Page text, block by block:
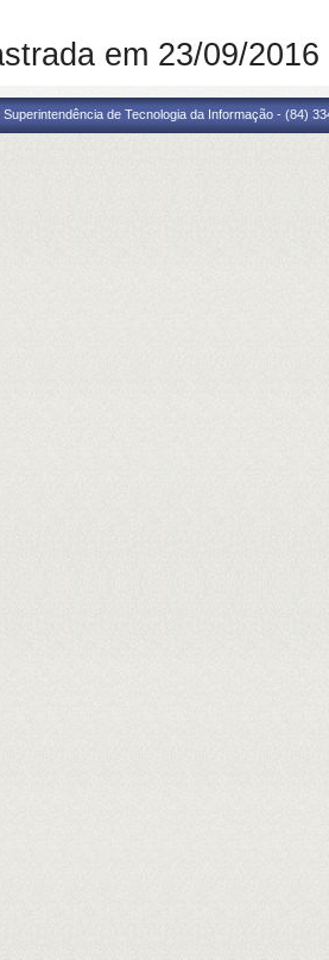
em 23/09/
Superintendência de Tecnologia da Informação - (84)